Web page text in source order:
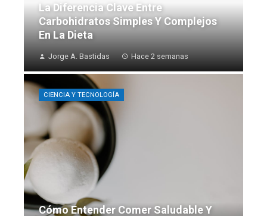
La Diferencia Clave Entre
Carbohidratos Simples Y Complejos
En La Dieta
Jorge A. Bastidas Hace 2 semanas
CIENCIA Y TECNOLOGÍA
Cómo Entender Comer Saludable Y